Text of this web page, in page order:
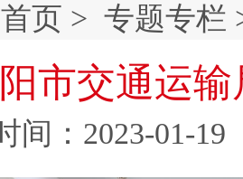
首页 > 专题专栏
市交通运
间：2023-01-19